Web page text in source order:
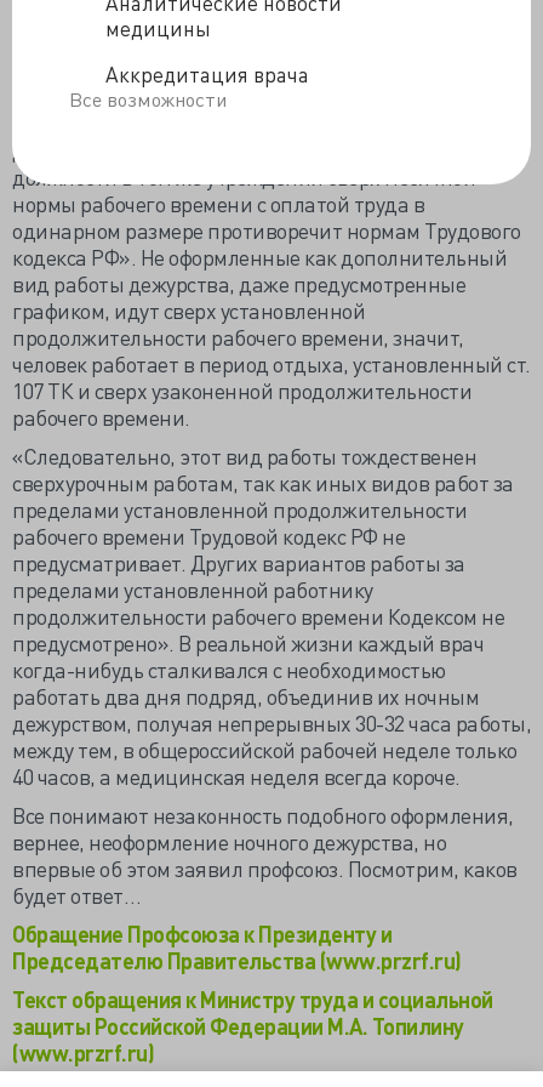
медицины
Аккредитация врача
Все возможности
иной организации … дежурство медицинских
по графику».
дополнительной работы без занятия штатной
должности в том же учреждении сверх месячной
нормы рабочего времени с оплатой труда в
одинарном размере противоречит нормам Трудового
кодекса РФ». Не оформленные как дополнительный
вид работы дежурства, даже предусмотренные
графиком, идут сверх установленной
продолжительности рабочего времени, значит,
человек работает в период отдыха, установленный ст.
107 ТК и сверх узаконенной продолжительности
рабочего времени.
«Следовательно, этот вид работы тождественен
сверхурочным работам, так как иных видов работ за
пределами установленной продолжительности
рабочего времени Трудовой кодекс РФ не
предусматривает. Других вариантов работы за
пределами установленной работнику
продолжительности рабочего времени Кодексом не
предусмотрено». В реальной жизни каждый врач
когда-нибудь сталкивался с необходимостью
работать два дня подряд, объединив их ночным
дежурством, получая непрерывных 30-32 часа работы,
между тем, в общероссийской рабочей неделе только
40 часов, а медицинская неделя всегда короче.
Все понимают незаконность подобного оформления,
вернее, неоформление ночного дежурства, но
впервые об этом заявил профсоюз. Посмотрим, каков
будет ответ…
Обращение Профсоюза к Президенту и
Председателю Правительства (www.przrf.ru)
Текст обращения к Министру труда и социальной
защиты Российской Федерации М.А. Топилину
(www.przrf.ru)